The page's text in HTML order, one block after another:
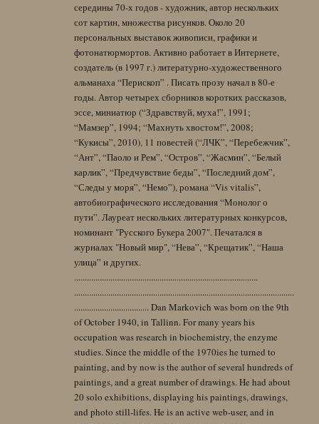
середины 70-х годов - художник, автор нескольких
сот картин, множества рисунков. Около 20
персональных выставок живописи, графики и
фотонатюрмортов. Активно работает в Интернете,
создатель (в 1997 г.) литературно-художественного
альманаха “Перископ” . Писать прозу начал в 80-е
годы. Автор четырех сборников коротких рассказов,
эссе, миниатюр (“Здравствуй, муха!”, 1991;
“Мамзер”, 1994; “Махнуть хвостом!”, 2008;
“Кукисы”, 2010), 11 повестей (“ЛЧК”, “Перебежчик”,
“Ант”, “Паоло и Рем”, “Остров”, “Жасмин”, “Белый
карлик”, “Предчувствие беды”, “Последний дом”,
“Следы у моря”, “Немо”), романа “Vis vitalis”,
автобиографического исследования “Монолог о
пути”. Лауреат нескольких литературных конкурсов,
номинант "Русского Букера 2007". Печатался в
журналах "Новый мир", “Нева”, “Крещатик”, “Наша
улица” и других.
......................................................................................
.......................................................................................................
................................... Dan Markovich was born on the 9th
of October 1940, in Tallinn. For many years his
occupation was research in biochemistry, the enzyme
studies. Since the middle of the 1970ies he turned to
painting, and by now is the author of several hundreds of
paintings, and a great number of drawings. He had about
20 solo exhibitions, displaying his paintings, drawings,
and photo still-lifes. He is an active web-user, and in